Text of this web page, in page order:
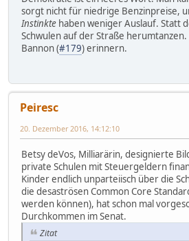
sorgt nicht für niedrige Benzinpreise,
Instinkte haben weniger Auslauf. Statt
Schwulen auf der Straße
Bannon (#179) erinnern.
Peiresc
20. Dezember 2016, 14:12:10
Betsy deVos, Milliarärin, designierte
private Schulen mit Steuergeldern
Kinder endlich unparteiisch über die
die desaströsen Common Core
werden können), hat schon mal
Durchkommen im Senat.
Zitat